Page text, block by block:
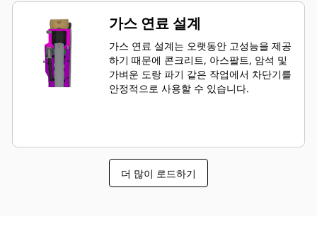
가스 연료 설계
가스 연료 설계는 오랫동안 고성능을 제공
하기 때문에 콘크리트, 아스팔트, 암석 및
가벼운 도랑 파기 같은 작업에서 차단기를
안정적으로 사용할 수 있습니다.
더 많이 로드하기